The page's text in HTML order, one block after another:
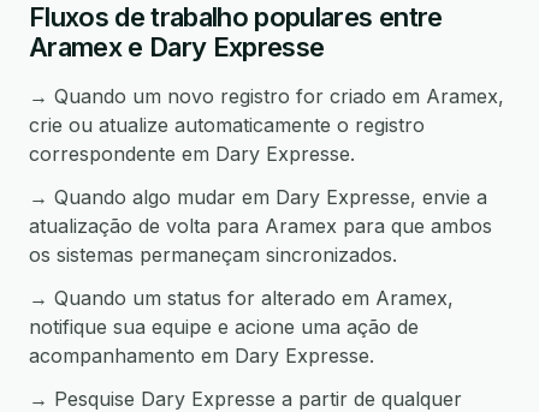
Fluxos de trabalho populares entre
Aramex e Dary Expresse
→ Quando um novo registro for criado em Aramex,
crie ou atualize automaticamente o registro
correspondente em Dary Expresse.
→ Quando algo mudar em Dary Expresse, envie a
atualização de volta para Aramex para que ambos
os sistemas permaneçam sincronizados.
→ Quando um status for alterado em Aramex,
notifique sua equipe e acione uma ação de
acompanhamento em Dary Expresse.
→ Pesquise Dary Expresse a partir de qualquer